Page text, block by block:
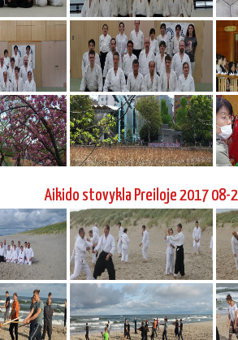
Aikido stovykla Preiloje 2017 08-2